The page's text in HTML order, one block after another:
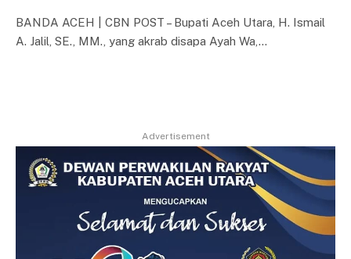
BANDA ACEH | CBN POST – Bupati Aceh Utara, H. Ismail
A. Jalil, SE., MM., yang akrab disapa Ayah Wa,…
Advertisement